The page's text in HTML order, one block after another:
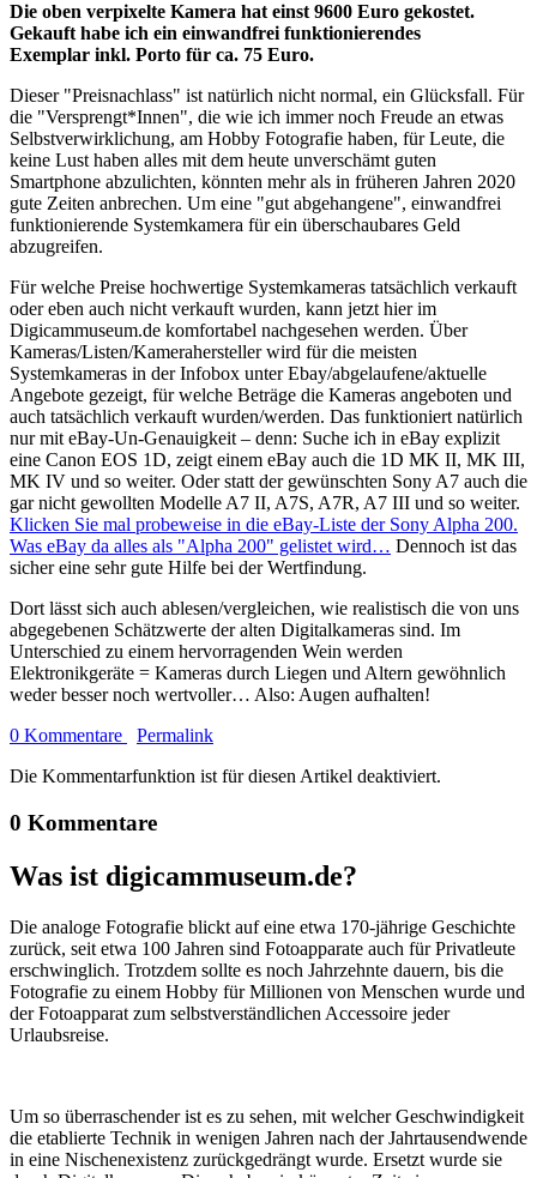
Die oben verpixelte Kamera hat einst 9600 Euro gekostet.
Gekauft habe ich ein einwandfrei funktionierendes
Exemplar inkl. Porto für ca. 75 Euro.
Dieser "Preisnachlass" ist natürlich nicht normal, ein Glücksfall. Für
die "Versprengt*Innen", die wie ich immer noch Freude an etwas
Selbstverwirklichung, am Hobby Fotografie haben, für Leute, die
keine Lust haben alles mit dem heute unverschämt guten
Smartphone abzulichten, könnten mehr als in früheren Jahren 2020
gute Zeiten anbrechen. Um eine "gut abgehangene", einwandfrei
funktionierende Systemkamera für ein überschaubares Geld
abzugreifen.
Für welche Preise hochwertige Systemkameras tatsächlich verkauft
oder eben auch nicht verkauft wurden, kann jetzt hier im
Digicammuseum.de komfortabel nachgesehen werden. Über
Kameras/Listen/Kamerahersteller wird für die meisten
Systemkameras in der Infobox unter Ebay/abgelaufene/aktuelle
Angebote gezeigt, für welche Beträge die Kameras angeboten und
auch tatsächlich verkauft wurden/werden. Das funktioniert natürlich
nur mit eBay-Un-Genauigkeit – denn: Suche ich in eBay explizit
eine Canon EOS 1D, zeigt einem eBay auch die 1D MK II, MK III,
MK IV und so weiter. Oder statt der gewünschten Sony A7 auch die
gar nicht gewollten Modelle A7 II, A7S, A7R, A7 III und so weiter.
Klicken Sie mal probeweise in die eBay-Liste der Sony Alpha 200.
Was eBay da alles als "Alpha 200" gelistet wird… Dennoch ist das
sicher eine sehr gute Hilfe bei der Wertfindung.
Dort lässt sich auch ablesen/vergleichen, wie realistisch die von uns
abgegebenen Schätzwerte der alten Digitalkameras sind. Im
Unterschied zu einem hervorragenden Wein werden
Elektronikgeräte = Kameras durch Liegen und Altern gewöhnlich
weder besser noch wertvoller… Also: Augen aufhalten!
0 Kommentare
Permalink
Die Kommentarfunktion ist für diesen Artikel deaktiviert.
0 Kommentare
Was ist digicammuseum.de?
Die analoge Fotografie blickt auf eine etwa 170-jährige Geschichte
zurück, seit etwa 100 Jahren sind Fotoapparate auch für Privatleute
erschwinglich. Trotzdem sollte es noch Jahrzehnte dauern, bis die
Fotografie zu einem Hobby für Millionen von Menschen wurde und
der Fotoapparat zum selbstverständlichen Accessoire jeder
Urlaubsreise.
Um so überraschender ist es zu sehen, mit welcher Geschwindigkeit
die etablierte Technik in wenigen Jahren nach der Jahrtausendwende
in eine Nischenexistenz zurückgedrängt wurde. Ersetzt wurde sie